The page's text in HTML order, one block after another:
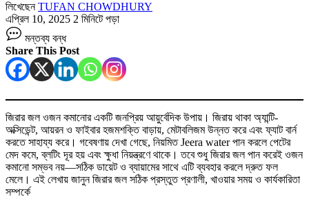
লিখেছেনTUFAN CHOWDHURY
এপ্রিল 10, 2025 2 মিনিটে পড়া
water
কি
ওজন
কমায়?
পদ্ধতি
ও
উপকারিতা
তে
মন্তব্য বন্ধ
Share This Post
জিরার জল ওজন কমানোর একটি জনপ্রিয় আয়ুর্বেদিক উপায়। জিরায় থাকা অ্যান্টি-
অক্সিডেন্ট, আয়রন ও ফাইবার হজমশক্তি বাড়ায়, মেটাবলিজম উন্নত করে এবং ফ্যাট বার্ন
করতে সাহায্য করে। গবেষণায় দেখা গেছে, নিয়মিত Jeera water পান করলে পেটের
মেদ কমে, ব্লটিং দূর হয় এবং ক্ষুধা নিয়ন্ত্রণে থাকে। তবে শুধু জিরার জল পান করেই ওজন
কমানো সম্ভব নয়—সঠিক ডায়েট ও ব্যায়ামের সাথে এটি ব্যবহার করলে দ্রুত ফল
মেলে। এই লেখায় জানুন জিরার জল সঠিক প্রস্তুত প্রণালী, খাওয়ার সময় ও কার্যকারিতা
সম্পর্কে